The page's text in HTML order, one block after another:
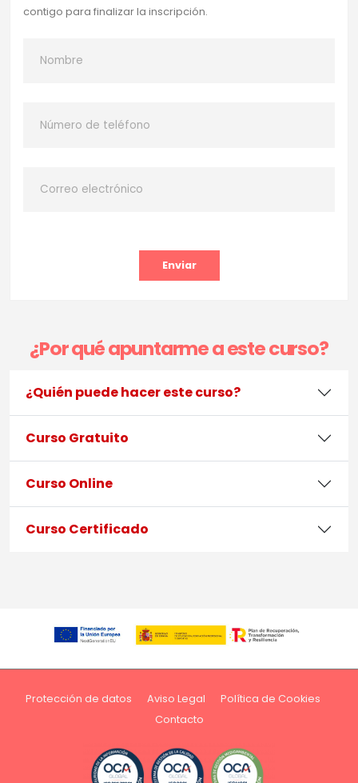
contigo para finalizar la inscripción.
Enviar
¿Por qué apuntarme a este curso?
¿Quién puede hacer este curso?
Curso Gratuito
Curso Online
Curso Certificado
Protección de datos Aviso Legal
Política de Cookies
Contacto